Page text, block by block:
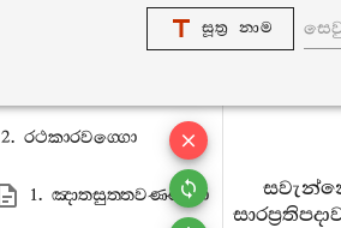
සූත්‍ර නාම
2. රථකාරවග‍්ගො
1. ඤාතසුත‍්තවණ‍්ණනා